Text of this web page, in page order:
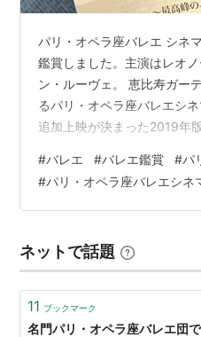
パリ・オペラ座バレエ シネ
鑑賞しました。主演はレオ
ン・ルーヴェ。 恵比寿ガー
るパリ・オペラ座バレエシ
追加上映が決まった2019年
2019年版が上映されてしま
がありました。 「2019年版
いたので、今回の追加上演
ンシネマ | YEBISU GARDEN
#バレエ #バレエ鑑賞 #パ
#パリ・オペラ座バレエシネ
ネットで話題
11 ブックマーク
名門パリ・オペラ座バレエ団